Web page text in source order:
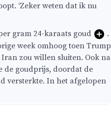
‘Zeker weten dat ik nu
gram 24-karaats goud
.
week omhoog toen Trump
zou willen sluiten. Ook na
de goudprijs, doordat de
versterkte. In het afgelopen